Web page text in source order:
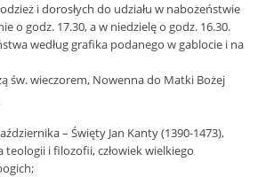
i dorosłych do udziału w nabożeństwie
o godz. 17.30, a w niedzielę o godz. 16.30.
według grafika podanego w gablocie i na
św. wieczorem, Nowenna do Matki Bożej
– Święty Jan Kanty (1390-1473),
teologii i filozofii, człowiek wielkiego